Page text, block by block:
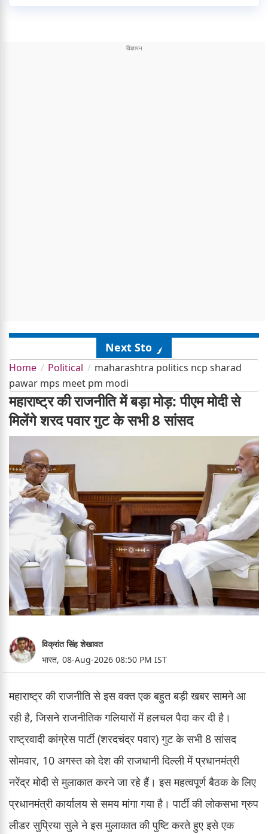
Next Story
Home Political
maharashtra politics ncp sharad
pawar mps meet pm modi
महाराष्ट्र की राजनीति में बड़ा मोड़: पीएम मोदी से
मिलेंगे शरद पवार गुट के सभी 8 सांसद
विक्रांत सिंह शेखावत
भारत, 08-Aug-2026 08:50 PM IST
महाराष्ट्र की राजनीति से इस वक्त एक बहुत बड़ी खबर सामने आ
रही है, जिसने राजनीतिक गलियारों में हलचल पैदा कर दी है।
राष्ट्रवादी कांग्रेस पार्टी (शरदचंद्र पवार) गुट के सभी 8 सांसद
सोमवार, 10 अगस्त को देश की राजधानी दिल्ली में प्रधानमंत्री
नरेंद्र मोदी से मुलाकात करने जा रहे हैं। इस महत्वपूर्ण बैठक के लिए
प्रधानमंत्री कार्यालय से समय मांगा गया है। पार्टी की लोकसभा ग्रुप
लीडर सुप्रिया सुले ने इस मुलाकात की पुष्टि करते हुए इसे एक